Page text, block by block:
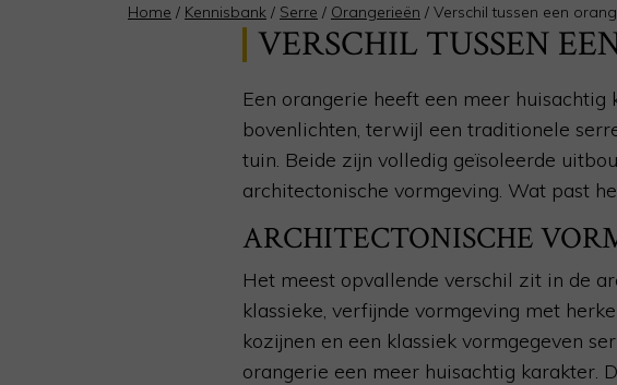
Home / Kennisbank / Serre / Orangerieën / Verschil tussen een
VERSCHIL TUSSEN
Een orangerie heeft een meer
bovenlichten, terwijl een traditionele
tuin. Beide zijn volledig geïsoleerde
architectonische vormgeving. Wat past
ARCHITECTONISCHE
Het meest opvallende verschil zit in de
klassieke, verfijnde vormgeving met
kozijnen en een klassiek vormgegeven
orangerie een meer huisachtig karakter.